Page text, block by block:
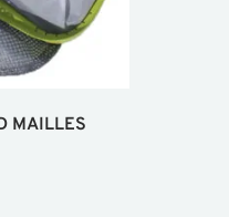
MAILLES